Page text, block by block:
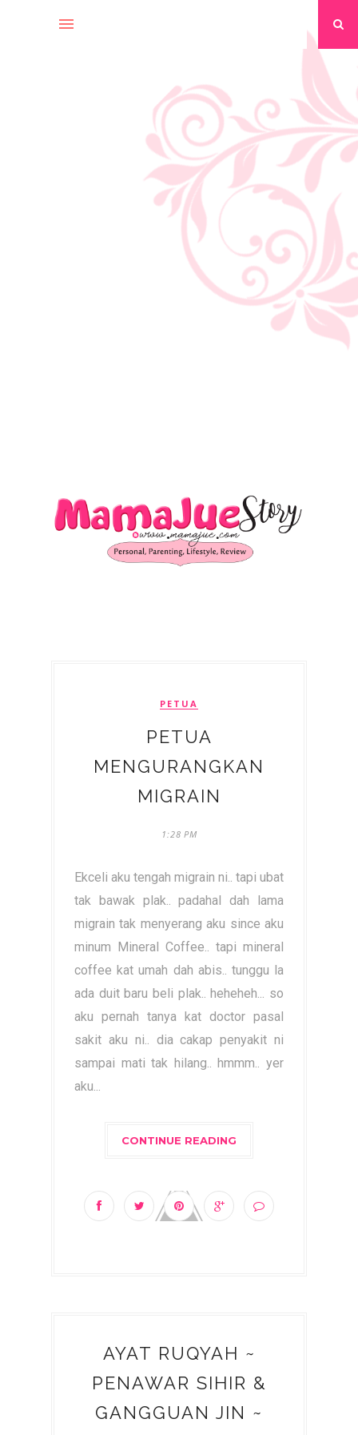
PETUA
PETUA
MENGURANGKAN
MIGRAIN
1:28 PM
Ekceli aku tengah migrain ni.. tapi ubat
tak bawak plak.. padahal dah lama
migrain tak menyerang aku since aku
minum Mineral Coffee.. tapi mineral
coffee kat umah dah abis.. tunggu la
ada duit baru beli plak.. heheheh... so
aku pernah tanya kat doctor pasal
sakit aku ni.. dia cakap penyakit ni
sampai mati tak hilang.. hmmm.. yer
aku...
CONTINUE READING
AYAT RUQYAH ~
PENAWAR SIHIR &
GANGGUAN JIN ~